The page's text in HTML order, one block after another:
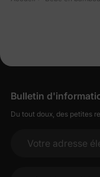
Bulletin
Du tout doux, des petites
Votre adresse